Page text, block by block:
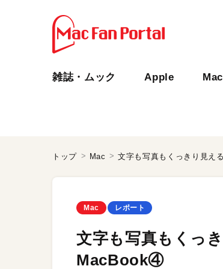
雑誌・ムック Apple Mac
トップ Mac 文字も写真もくっきり見え
Mac レポート
文字も写真もくっ
MacBook④